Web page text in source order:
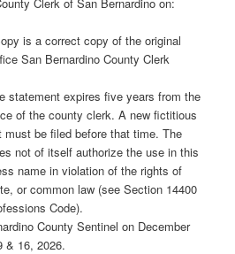
is a correct copy of the original
San Bernardino County Clerk
statement expires five years from the
of the county clerk. A new fictitious
be filed before that time. The
not of itself authorize the use in this
name in violation of the rights of
or common law (see Section 14400
Code).
County Sentinel on December
& 16, 2026.